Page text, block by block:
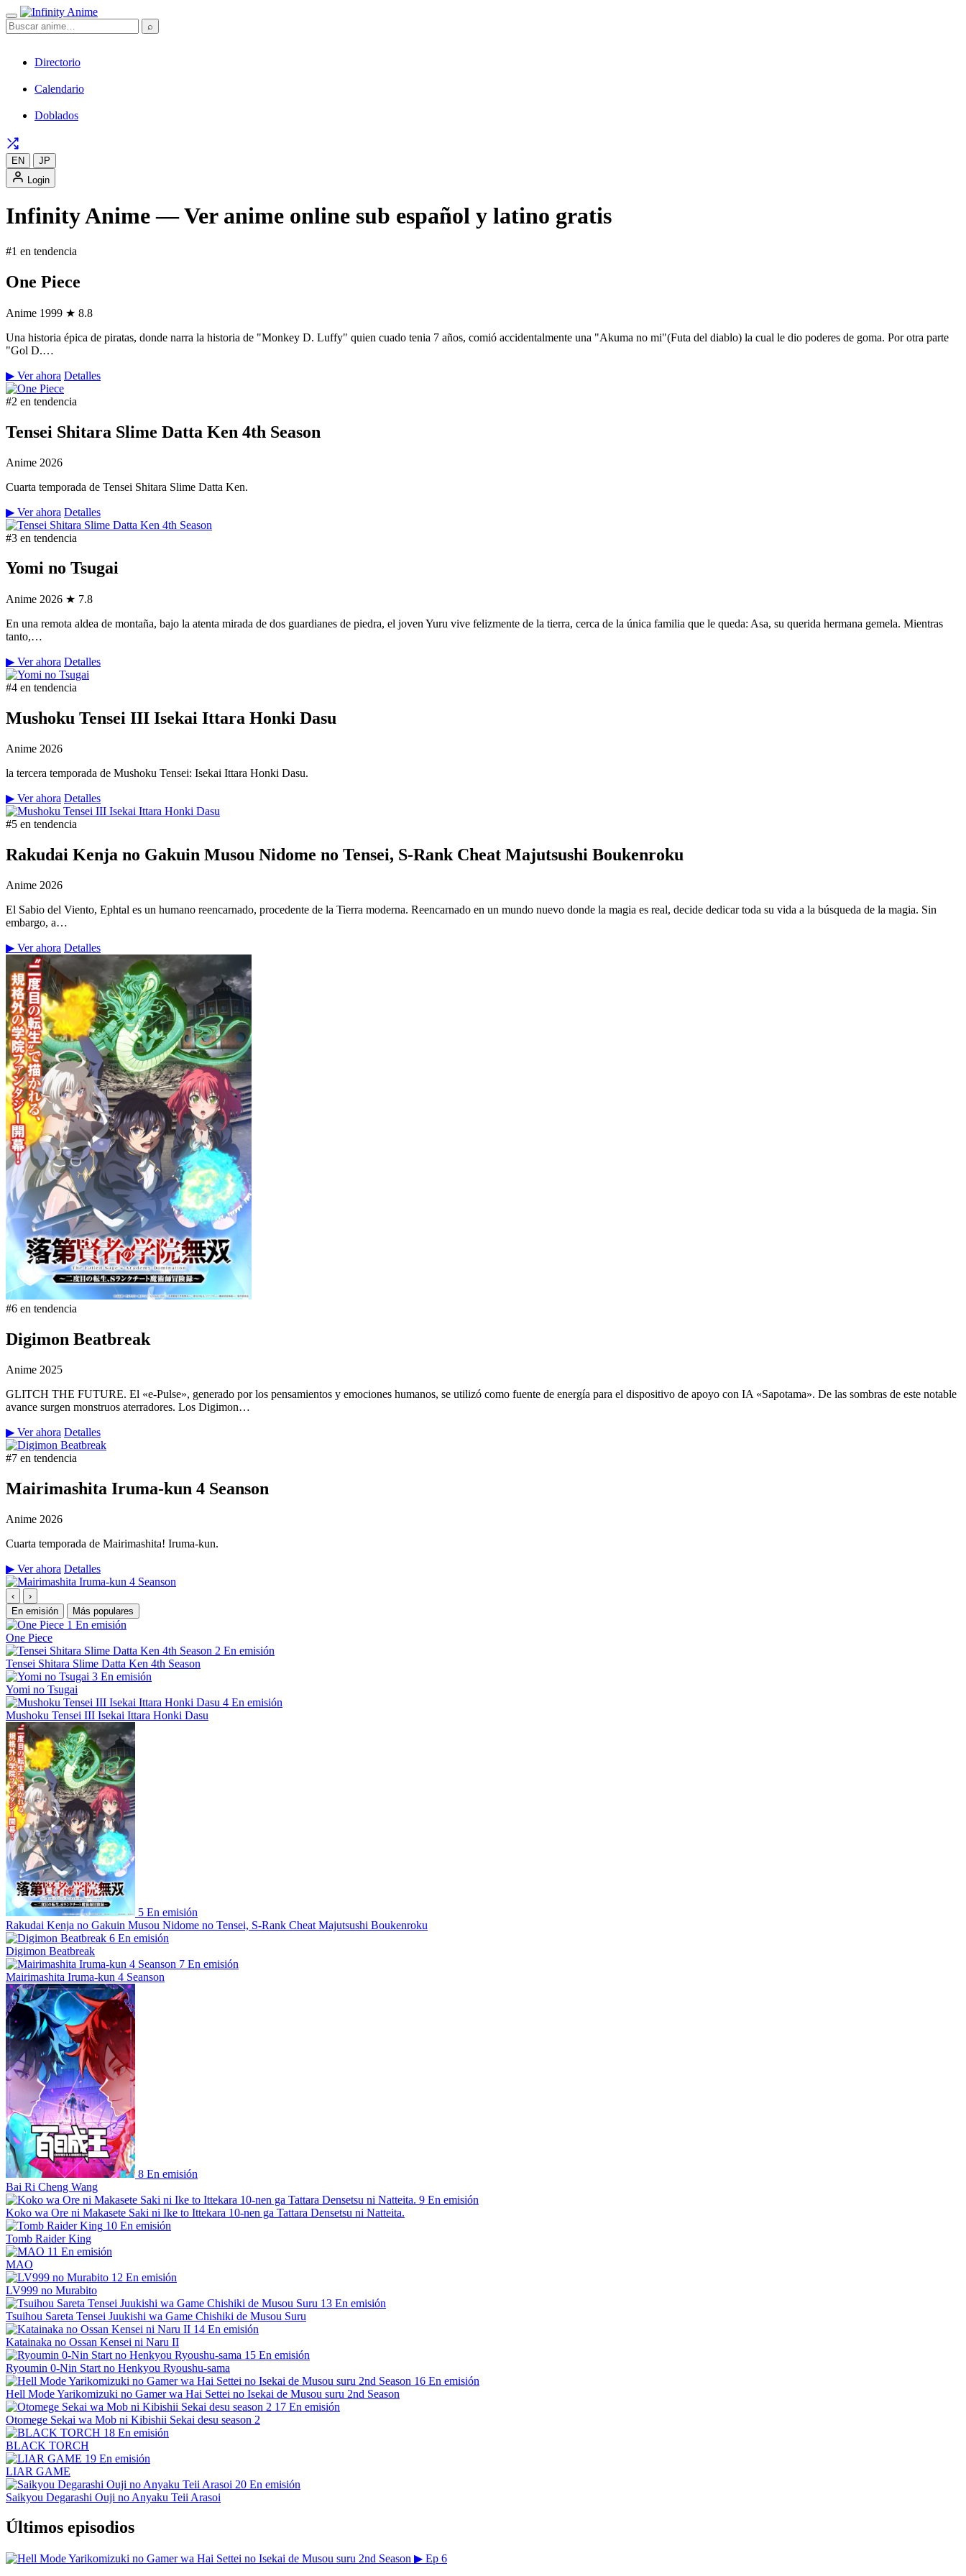
⌕
Directorio
Calendario
Doblados
EN
JP
Login
Infinity Anime — Ver anime online sub español y latino gratis
#1 en tendencia
One Piece
Anime 1999 ★ 8.8
Una historia épica de piratas, donde narra la historia de "Monkey D. Luffy" quien cuado tenia 7 años, comió accidentalmente una "Akuma no mi"(Futa del diablo) la cual le dio poderes de goma. Por otra parte
"Gol D.…
▶ Ver ahora Detalles
#2 en tendencia
Tensei Shitara Slime Datta Ken 4th Season
Anime 2026
Cuarta temporada de Tensei Shitara Slime Datta Ken.
▶ Ver ahora Detalles
#3 en tendencia
Yomi no Tsugai
Anime 2026 ★ 7.8
En una remota aldea de montaña, bajo la atenta mirada de dos guardianes de piedra, el joven Yuru vive felizmente de la tierra, cerca de la única familia que le queda: Asa, su querida hermana gemela. Mientras
tanto,…
▶ Ver ahora Detalles
#4 en tendencia
Mushoku Tensei III Isekai Ittara Honki Dasu
Anime 2026
la tercera temporada de Mushoku Tensei: Isekai Ittara Honki Dasu.
▶ Ver ahora Detalles
#5 en tendencia
Rakudai Kenja no Gakuin Musou Nidome no Tensei, S-Rank Cheat Majutsushi Boukenroku
Anime 2026
El Sabio del Viento, Ephtal es un humano reencarnado, procedente de la Tierra moderna. Reencarnado en un mundo nuevo donde la magia es real, decide dedicar toda su vida a la búsqueda de la magia. Sin
embargo, a…
▶ Ver ahora Detalles
#6 en tendencia
Digimon Beatbreak
Anime 2025
GLITCH THE FUTURE. El «e-Pulse», generado por los pensamientos y emociones humanos, se utilizó como fuente de energía para el dispositivo de apoyo con IA «Sapotama». De las sombras de este notable
avance surgen monstruos aterradores. Los Digimon…
▶ Ver ahora Detalles
#7 en tendencia
Mairimashita Iruma-kun 4 Seanson
Anime 2026
Cuarta temporada de Mairimashita! Iruma-kun.
▶ Ver ahora Detalles
‹
›
En emisión
Más populares
1 En emisión
One Piece
2 En emisión
Tensei Shitara Slime Datta Ken 4th Season
3 En emisión
Yomi no Tsugai
4 En emisión
Mushoku Tensei III Isekai Ittara Honki Dasu
5 En emisión
Rakudai Kenja no Gakuin Musou Nidome no Tensei, S-Rank Cheat Majutsushi Boukenroku
6 En emisión
Digimon Beatbreak
7 En emisión
Mairimashita Iruma-kun 4 Seanson
8 En emisión
Bai Ri Cheng Wang
9 En emisión
Koko wa Ore ni Makasete Saki ni Ike to Ittekara 10-nen ga Tattara Densetsu ni Natteita.
10 En emisión
Tomb Raider King
11 En emisión
MAO
12 En emisión
LV999 no Murabito
13 En emisión
Tsuihou Sareta Tensei Juukishi wa Game Chishiki de Musou Suru
14 En emisión
Katainaka no Ossan Kensei ni Naru II
15 En emisión
Ryoumin 0-Nin Start no Henkyou Ryoushu-sama
16 En emisión
Hell Mode Yarikomizuki no Gamer wa Hai Settei no Isekai de Musou suru 2nd Season
17 En emisión
Otomege Sekai wa Mob ni Kibishii Sekai desu season 2
18 En emisión
BLACK TORCH
19 En emisión
LIAR GAME
20 En emisión
Saikyou Degarashi Ouji no Anyaku Teii Arasoi
Últimos episodios
▶ Ep 6